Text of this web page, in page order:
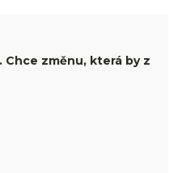
změnu, která by z